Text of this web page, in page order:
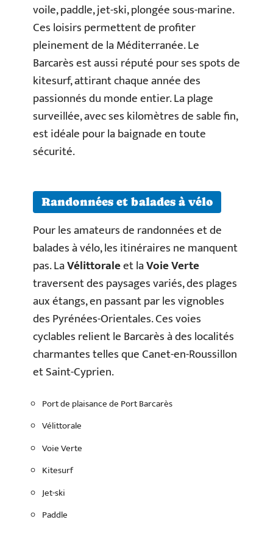
voile, paddle, jet-ski, plongée sous-marine.
Ces loisirs permettent de profiter
pleinement de la Méditerranée. Le
Barcarès est aussi réputé pour ses spots de
kitesurf, attirant chaque année des
passionnés du monde entier. La plage
surveillée, avec ses kilomètres de sable fin,
est idéale pour la baignade en toute
sécurité.
Randonnées et balades à vélo
Pour les amateurs de randonnées et de
balades à vélo, les itinéraires ne manquent
pas. LaVélittoraleet laVoie Verte
traversent des paysages variés, des plages
aux étangs, en passant par les vignobles
des Pyrénées-Orientales. Ces voies
cyclables relient le Barcarès à des localités
charmantes telles que Canet-en-Roussillon
et Saint-Cyprien.
Port de plaisance de Port Barcarès
Vélittorale
Voie Verte
Kitesurf
Jet-ski
Paddle